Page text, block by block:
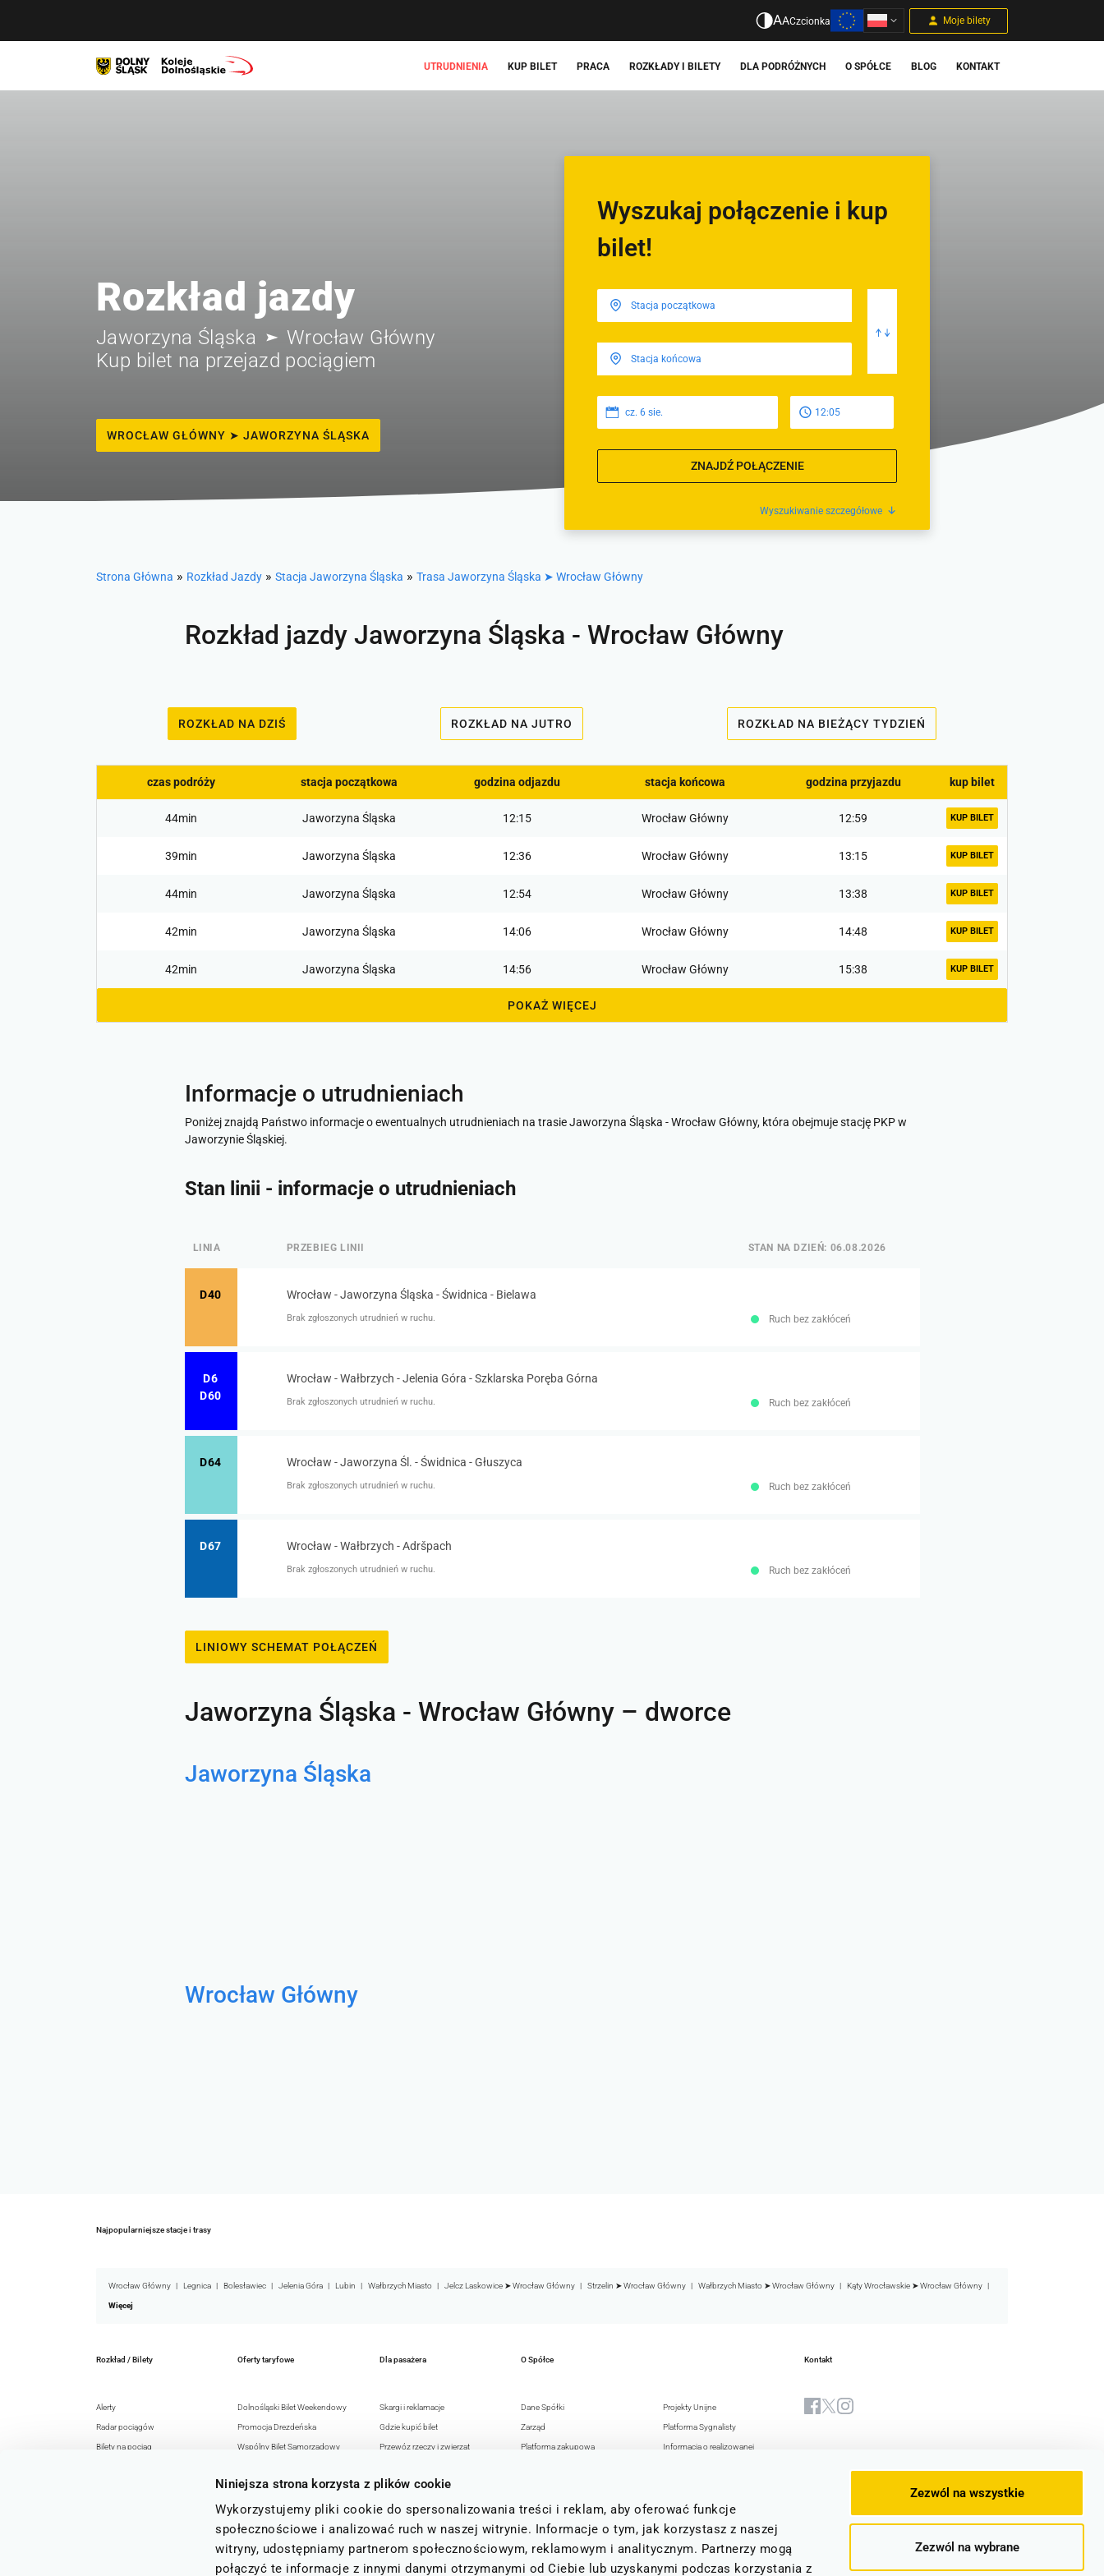
Niniejsza strona korzysta z plików cookie
Wykorzystujemy pliki cookie do spersonalizowania treści i reklam, aby oferować funkcje
społecznościowe i analizować ruch w naszej witrynie. Informacje o tym, jak korzystasz z naszej
witryny, udostępniamy partnerom społecznościowym, reklamowym i analitycznym. Partnerzy mogą
połączyć te informacje z innymi danymi otrzymanymi od Ciebie lub uzyskanymi podczas korzystania z
Zezwól na wszystkie
Zezwól na wybrane
Moje bilety
AACzcionka
UTRUDNIENIA KUP BILET PRACA ROZKŁADY I BILETY DLA PODRÓŻNYCH O SPÓŁCE BLOG KONTAKT
Rozkład jazdy
Jaworzyna Śląska
Wrocław Główny
Kup bilet na przejazd pociągiem
WROCŁAW GŁÓWNY ➤ JAWORZYNA ŚLĄSKA
Wyszukaj połączenie i kup
bilet!
cz. 6 sie. 12:05
ZNAJDŹ POŁĄCZENIE
Wyszukiwanie szczegółowe
Strona Główna » Rozkład Jazdy » Stacja Jaworzyna Śląska » Trasa Jaworzyna Śląska ➤ Wrocław Główny
Rozkład jazdy Jaworzyna Śląska - Wrocław Główny
ROZKŁAD NA DZIŚ ROZKŁAD NA JUTRO ROZKŁAD NA BIEŻĄCY TYDZIEŃ
czas podróży stacja początkowa godzina odjazdu stacja końcowa godzina przyjazdu kup bilet
44min Jaworzyna Śląska 12:15 Wrocław Główny 12:59 KUP BILET
39min Jaworzyna Śląska 12:36 Wrocław Główny 13:15 KUP BILET
44min Jaworzyna Śląska 12:54 Wrocław Główny 13:38 KUP BILET
42min Jaworzyna Śląska 14:06 Wrocław Główny 14:48 KUP BILET
42min Jaworzyna Śląska 14:56 Wrocław Główny 15:38 KUP BILET
POKAŻ WIĘCEJ
Informacje o utrudnieniach
Poniżej znajdą Państwo informacje o ewentualnych utrudnieniach na trasie Jaworzyna Śląska - Wrocław Główny, która obejmuje stację PKP w
Jaworzynie Śląskiej.
Stan linii - informacje o utrudnieniach
LINIA PRZEBIEG LINII STAN NA DZIEŃ: 06.08.2026
D40 Wrocław - Jaworzyna Śląska - Świdnica - Bielawa
Brak zgłoszonych utrudnień w ruchu. Ruch bez zakłóceń
D6
D60
Wrocław - Wałbrzych - Jelenia Góra - Szklarska Poręba Górna
Brak zgłoszonych utrudnień w ruchu. Ruch bez zakłóceń
D64 Wrocław - Jaworzyna Śl. - Świdnica - Głuszyca
Brak zgłoszonych utrudnień w ruchu. Ruch bez zakłóceń
D67 Wrocław - Wałbrzych - Adršpach
Brak zgłoszonych utrudnień w ruchu. Ruch bez zakłóceń
LINIOWY SCHEMAT POŁĄCZEŃ
Jaworzyna Śląska - Wrocław Główny – dworce
Jaworzyna Śląska
Wrocław Główny
Najpopularniejsze stacje i trasy
Wrocław Główny Legnica Bolesławiec Jelenia Góra Lubin Wałbrzych Miasto Jelcz Laskowice ➤ Wrocław Główny Strzelin ➤ Wrocław Główny Wałbrzych Miasto ➤ Wrocław Główny Kąty Wrocławskie ➤ Wrocław Główny
Więcej
Rozkład / Bilety
Alerty
Radar pociągów
Bilety na pociąg
Oferty taryfowe
Dolnośląski Bilet Weekendowy
Promocja Drezdeńska
Wspólny Bilet Samorządowy
Senior 60+
Razem z KD
Archiwum ofert
Dla pasażera
Skargi i reklamacje
Gdzie kupić bilet
Przewóz rzeczy i zwierząt
niepełnosprawnością
Bezpieczeństwo pasażerów
FAQ
O Spółce
Dane Spółki
Zarząd
Platforma zakupowa
Polityka prywatności
15 lat
Projekty Unijne
Platforma Sygnalisty
Informacja o realizowanej
Polityka Bezpieczeństwa
Informacji
Status i regulamin bocznic
kolejowych
Kontakt
Biuletyn Informacji Publicznej